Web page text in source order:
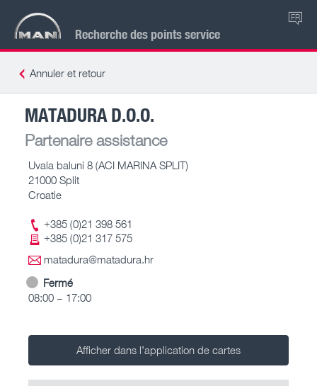
Recherche des points service
FR
Annuler et retour
MATADURA D.O.O.
Partenaire assistance
Uvala baluni 8 (ACI MARINA SPLIT)
21000 Split
Croatie
+385 (0)21 398 561
+385 (0)21 317 575
matadura@matadura.hr
Fermé
08:00 – 17:00
Afficher dans l’application de cartes